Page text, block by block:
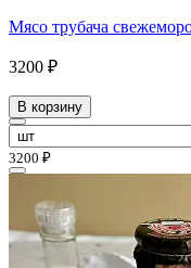
Мясо трубача
3200 ₽
В корзину
3200 ₽